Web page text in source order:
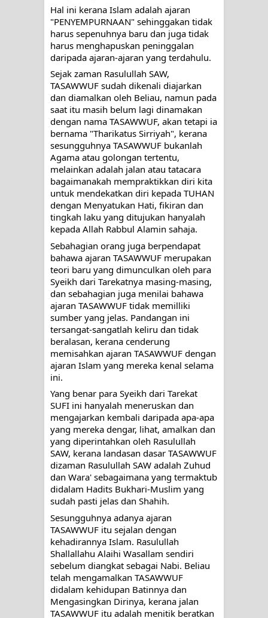
Pada Pakaian, Tetapi Pada Qalbi"
Secara Biologis Manusia itu Sama,
Berbeda
WAHDATUL WUJUD, WAHDATU
SYUHUD, DAN MANUNGGALING
KAWULA GUSTI
WAHDATUL WUJUD ITU APA..??
Hal ini kerana Islam adalah ajaran
"PENYEMPURNAAN" sehinggakan tidak
harus sepenuhnya baru dan juga tidak
harus menghapuskan peninggalan
daripada ajaran-ajaran yang terdahulu.
Sejak zaman Rasulullah SAW,
TASAWWUF sudah dikenali diajarkan
dan diamalkan oleh Beliau, namun pada
saat itu masih belum lagi dinamakan
dengan nama TASAWWUF, akan tetapi ia
bernama "Tharikatus Sirriyah", kerana
sesungguhnya TASAWWUF bukanlah
Agama atau golongan tertentu,
melainkan adalah jalan atau tatacara
bagaimanakah mempraktikkan diri kita
untuk mendekatkan diri kepada TUHAN
dengan Menyatukan Hati, fikiran dan
tingkah laku yang ditujukan hanyalah
kepada Allah Rabbul Alamin sahaja.
Sebahagian orang juga berpendapat
bahawa ajaran TASAWWUF merupakan
teori baru yang dimunculkan oleh para
Syeikh dari Tarekatnya masing-masing,
dan sebahagian juga menilai bahawa
ajaran TASAWWUF tidak memilliki
sumber yang jelas. Pandangan ini
tersangat-sangatlah keliru dan tidak
beralasan, kerana cenderung
memisahkan ajaran TASAWWUF dengan
ajaran Islam yang mereka kenal selama
ini.
Yang benar para Syeikh dari Tarekat
SUFI ini hanyalah meneruskan dan
mengajarkan kembali daripada apa-apa
yang mereka dengar, lihat, amalkan dan
yang diperintahkan oleh Rasulullah
SAW, kerana landasan dasar TASAWWUF
dizaman Rasulullah SAW adalah Zuhud
dan Wara' sebagaimana yang termaktub
didalam Hadits Bukhari-Muslim yang
sudah pasti jelas dan Shahih.
Sesungguhnya adanya ajaran
TASAWWUF itu sejalan dengan
kehadirannya Islam. Rasulullah
Shallallahu Alaihi Wasallam sendiri
sebelum diangkat sebagai Nabi. Beliau
telah mengamalkan TASAWWUF
didalam kehidupan Batinnya dan
Mengasingkan Dirinya, kerana jalan
TASAWWUF itu adalah menitik beratkan